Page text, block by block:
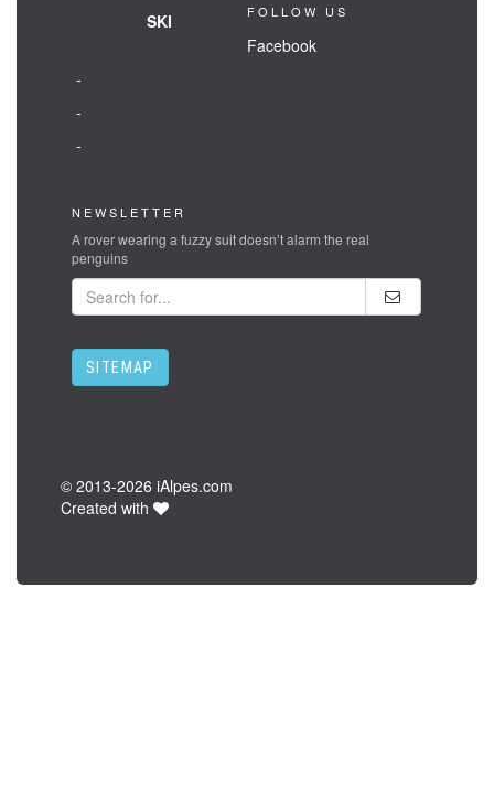
SKI
FOLLOW US
Facebook
-
-
-
NEWSLETTER
A rover wearing a fuzzy suit doesn’t alarm the real
penguins
SITEMAP
© 2013-2026 iAlpes.com
Created with